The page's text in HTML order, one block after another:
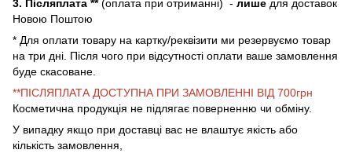
3. Післяплата **(оплата при отриманні) - лише для доставок
Новою Поштою
* Для оплати товару на картку/реквізити ми резервуємо товар
на три дні. Після чого при відсутності оплати ваше замовлення
буде скасоване.
**ПІСЛЯПЛАТА ДОСТУПНА ПРИ ЗАМОВЛЕННІ ВІД 700грн
Косметична продукція не підлягає поверненню чи обміну.
У випадку якщо при доставці вас не влаштує якість або
кількість замовлення,